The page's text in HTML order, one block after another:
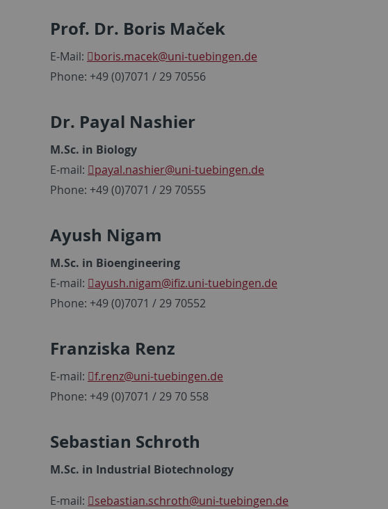
Prof. Dr. Boris Maček
E-Mail: boris.macek@uni-tuebingen.de
Phone: +49 (0)7071 / 29 70556
Dr. Payal Nashier
M.Sc. in Biology
E-mail:
payal.nashier@uni-tuebingen.de
Phone: +49 (0)7071 / 29 70555
Ayush Nigam
M.Sc. in Bioengineering
E-mail:
ayush.nigam@ifiz.uni-tuebingen.de
Phone: +49 (0)7071 / 29 70552
Franziska Renz
E-mail: f.renz@uni-tuebingen.de
Phone: +49 (0)7071 / 29 70 558
Sebastian Schroth
M.Sc. in Industrial Biotechnology
E-mail: sebastian.schroth@uni-tuebingen.de